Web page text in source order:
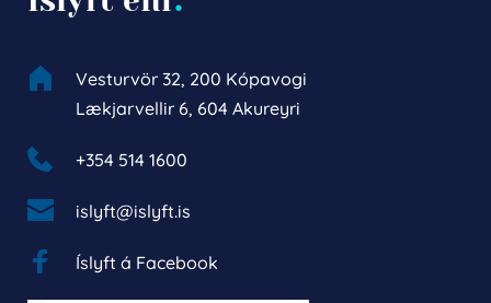
Vesturvör 32, 200 Kópavogi
Lækjarvellir 6, 604 Akureyri
+354 514 1600
islyft@islyft.is
Íslyft á Facebook